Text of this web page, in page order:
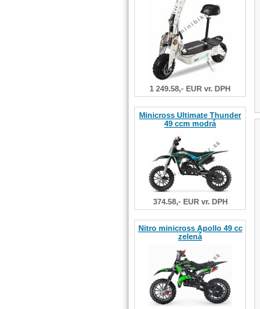
1 249.58,- EUR vr. DPH
Minicross Ultimate Thunder
49 ccm modrá
374.58,- EUR vr. DPH
Nitro minicross Apollo 49 cc
zelená